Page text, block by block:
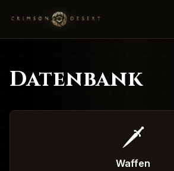
Datenbank
🗡️
Waffen